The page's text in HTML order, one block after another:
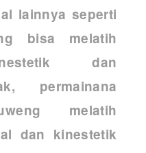
lainnya seperti
bisa melatih
dan
permainana
melatih
dan kinestetik